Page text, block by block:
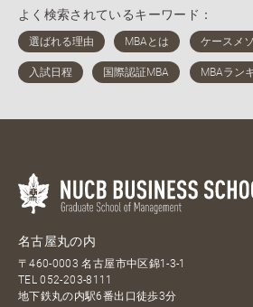
よく検索されているキーワード：
名古屋丸の内
〒460-0003 名古屋市中区錦1-3-1
TEL052-203-8111
地下鉄丸の内駅6番出口徒歩3分